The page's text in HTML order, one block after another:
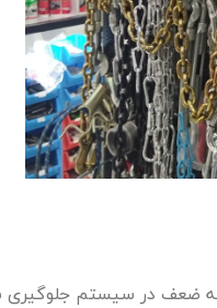
ضعف در سیستم